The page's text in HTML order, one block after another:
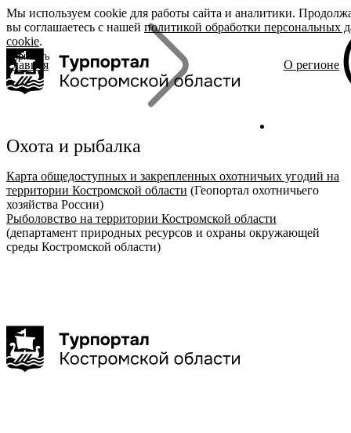
О регионе
О регионе
Журнал
Бренды
Родина
Брендовые маршруты
Места
Полезный досуг
Активный отдых
Размещение
Питание
Главная О регионе
Охота и рыбалка
Карта общедоступных и закрепленных охотничьих угодий на
территории Костромской области (Геопортал охотничьего
хозяйства России)
Рыболовство на территории Костромской области
(департамент природных ресурсов и охраны окружающей
среды Костромской области)
Мы используем cookie для работы сайта и аналитики.
вы соглашаетесь с нашей политикой обработки персональных
cookie.
Принять
«Задать
вопрос», вы
соглашаетесь
с
политикой
обработки
персональных
данных